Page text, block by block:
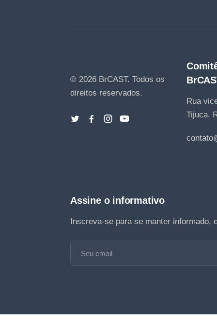
© 2026 BrCAST. Todos os
direitos reservados.
Rua
Tijuca,
Assine o informativo
Inscreva-se para se manter
Seu email